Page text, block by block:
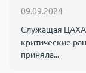
09.09.2024
Служащая
критические
приняла...